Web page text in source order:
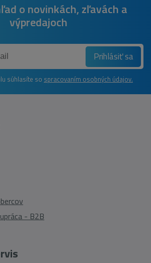
o novinkách, zľavách a
výpredajoch
Prihlásiť sa
súhlasíte so spracovaním osobných údajov.
- B2B